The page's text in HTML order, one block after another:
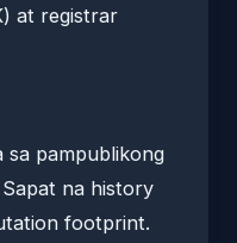
at registrar
sa pampublikong
na history
footprint.